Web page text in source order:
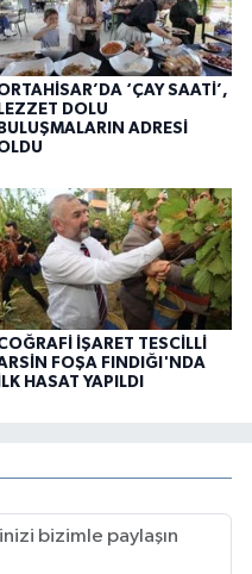
‘ÇAY SAATİ’,
LEZZET DOLU
BULUŞMALARIN ADRESİ
İŞARET TESCİLLİ
FOŞA FINDIĞI'NDA
İLK HASAT YAPILDI